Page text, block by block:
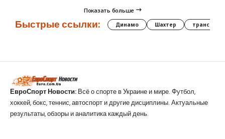
Показать больше
Быстрые ссылки: Динамо Шахтер трансферы
ЕвроСпорт Новости: Всё о спорте в Украине и мире. Футбол,
хоккей, бокс, теннис, автоспорт и другие дисциплины. Актуальные
результаты, обзоры и аналитика каждый день.